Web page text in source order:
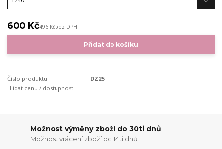
600 Kč496 Kčbez DPH
Přidat do košíku
Číslo produktu:
DZ25
Hlídat cenu / dostupnost
Možnost výměny zboží do 30ti dnů
Možnost vrácení zboží do 14ti dnů